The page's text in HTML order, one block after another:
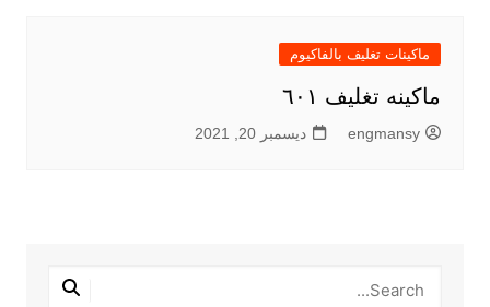
ماكينات تغليف بالفاكيوم
ماكينه تغليف ٦٠١
engmansy ديسمبر 20, 2021